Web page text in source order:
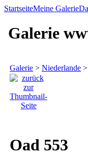
StartseiteMeine Galerie
Galerie
Galerie > Niederlande >
Oad 553